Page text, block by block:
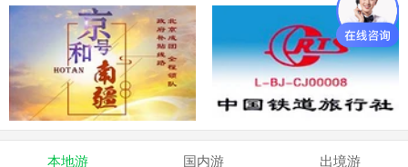
本地游 国内游 出境游